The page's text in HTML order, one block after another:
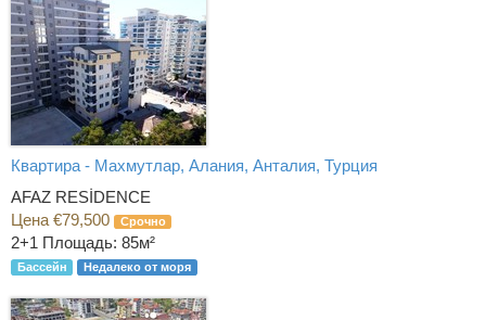
Квартира - Махмутлар, Алания, Анталия, Турция
AFAZ RESİDENCE
Цена €79,500
Срочно
2+1 Площадь: 85м²
Бассейн Недалеко от моря